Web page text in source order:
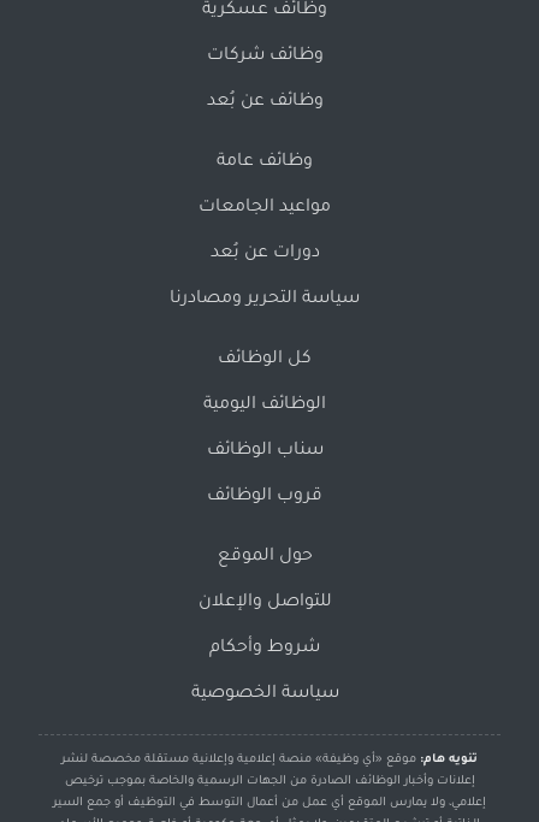
وظائف عسكرية
وظائف شركات
وظائف عن بُعد
وظائف عامة
مواعيد الجامعات
دورات عن بُعد
سياسة التحرير ومصادرنا
كل الوظائف
الوظائف اليومية
سناب الوظائف
قروب الوظائف
حول الموقع
للتواصل والإعلان
شروط وأحكام
سياسة الخصوصية
تنويه هام: موقع «أي وظيفة» منصة إعلامية وإعلانية مستقلة مخصصة لنشر
إعلانات وأخبار الوظائف الصادرة من الجهات الرسمية والخاصة بموجب ترخيص
إعلامي، ولا يمارس الموقع أي عمل من أعمال التوسط في التوظيف أو جمع السير